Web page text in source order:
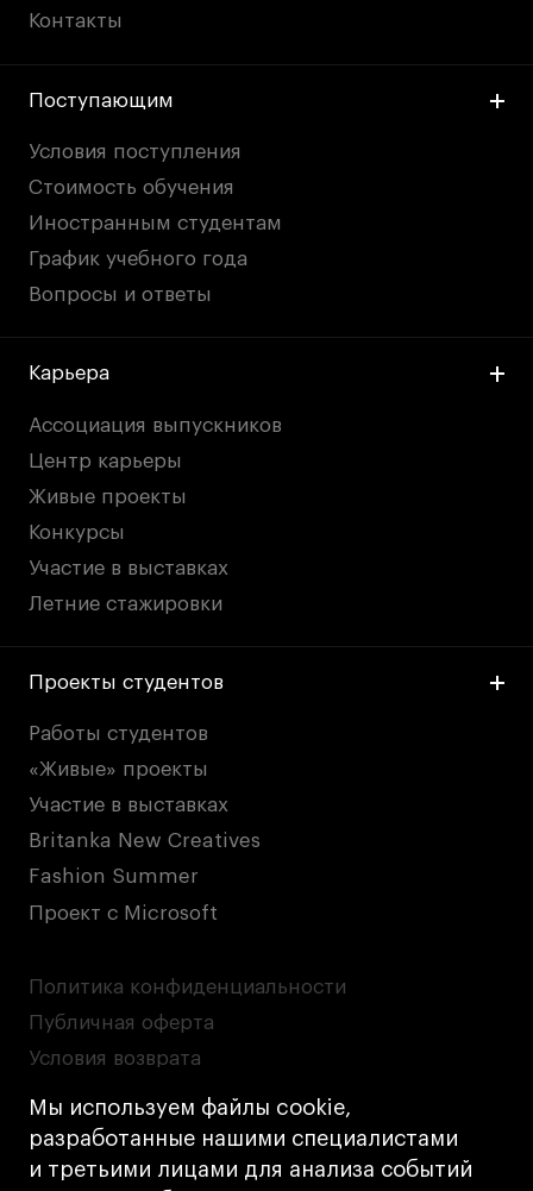
Мы используем файлы cookie,
разработанные нашими специалистами
и третьими лицами для анализа событий
Контакты
Поступающим
Условия поступления
Стоимость обучения
Иностранным студентам
График учебного года
Вопросы и ответы
Карьера
Ассоциация выпускников
Центр карьеры
Живые проекты
Конкурсы
Участие в выставках
Летние стажировки
Проекты студентов
Работы студентов
«Живые» проекты
Участие в выставках
Britanka New Creatives
Fashion Summer
Проект с Microsoft
Политика конфиденциальности
Публичная оферта
Условия возврата
Кредит на образование с господдержкой
Лицензия на осуществление образовательной
деятельности АНО ВО «Универсальный
Университет»